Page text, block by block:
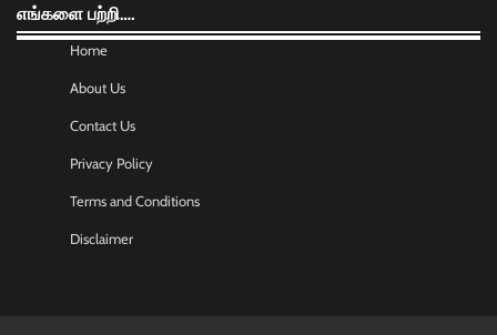
எங்களை பற்றி….
Home
About Us
Contact Us
Privacy Policy
Terms and Conditions
Disclaimer